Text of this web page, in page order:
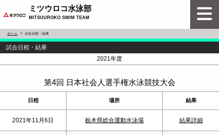
ミツウロコ水泳部
MITSUUROKO SWIM TEAM
ホーム 試合日程・結果
試合日程・結果
2021年度
第4回 日本社会人選手権水泳競技大会
日程 場所 結果
2021年11月6日 栃木県総合運動水泳場 結果詳細